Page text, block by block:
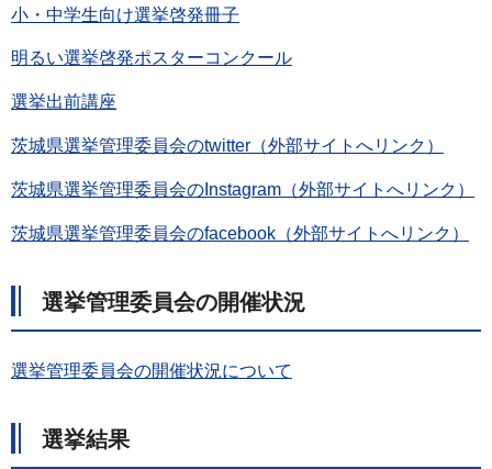
小・中学生向け選挙啓発冊子
明るい選挙啓発ポスターコンクール
選挙出前講座
茨城県選挙管理委員会のtwitter（外部サイトへリンク）
茨城県選挙管理委員会のInstagram（外部サイトへリンク）
茨城県選挙管理委員会のfacebook（外部サイトへリンク）
選挙管理委員会の開催状況
選挙管理委員会の開催状況について
選挙結果